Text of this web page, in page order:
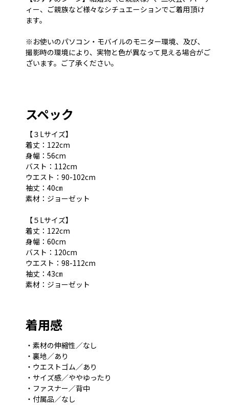
ィー、ご親族など様々なシチュエーションでご着用頂け
ます。
※お使いのパソコン・モバイルのモニター環境、及び、
撮影時の環境により、実物と色が異なって見える場合がご
ざいます。ご了承ください。
スペック
【３Lサイズ】
着丈：122cm
身幅：56cm
バスト：112cm
ウエスト：90-102cm
袖丈：40㎝
素材：ジョーゼット
【５Lサイズ】
着丈：122cm
身幅：60cm
バスト：120cm
ウエスト：98-112cm
袖丈：43㎝
素材：ジョーゼット
着用感
・素材の伸縮性／なし
・裏地／あり
・ウエストゴム／あり
・サイズ感／ややゆったり
・ファスナー／背中
・付属品／なし